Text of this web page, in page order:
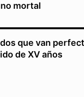
mortal
que van
de XV años